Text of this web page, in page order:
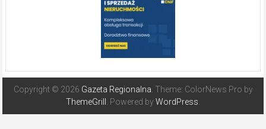
Copyright © 2026 Gazeta Regionalna. Theme: ColorNews Pro by
ThemeGrill . Powered byWordPress.